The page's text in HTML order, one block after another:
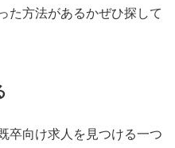
た方法があるかぜひ探して
卒向け求人を見つける一つ